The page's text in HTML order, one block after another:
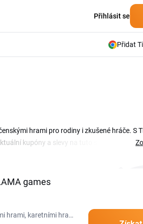
Přihlásit se
Přidat
hrami pro rodiny i zkušené hráče. S
kupóny a slevy na tuto sezónu najdeš
games
hrami, karetními hrami